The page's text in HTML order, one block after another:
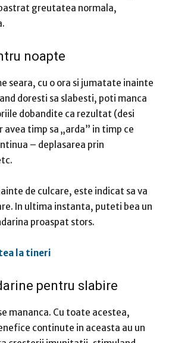
greutatea normala,
noapte
seara, cu o ora si jumatate inainte
doresti sa slabesti, poti manca
dobandite ca rezultat (desi
timp sa „arda” in timp ce
– deplasarea prin
de culcare, este indicat sa va
In ultima instanta, puteti bea un
proaspat stors.
la tineri
pentru slabire
mananca. Cu toate acestea,
continute in aceasta au un